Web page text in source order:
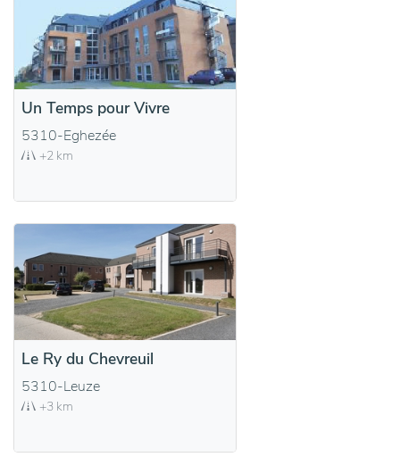
Un Temps pour Vivre
5310-Eghezée
+2 km
Le Ry du Chevreuil
5310-Leuze
+3 km